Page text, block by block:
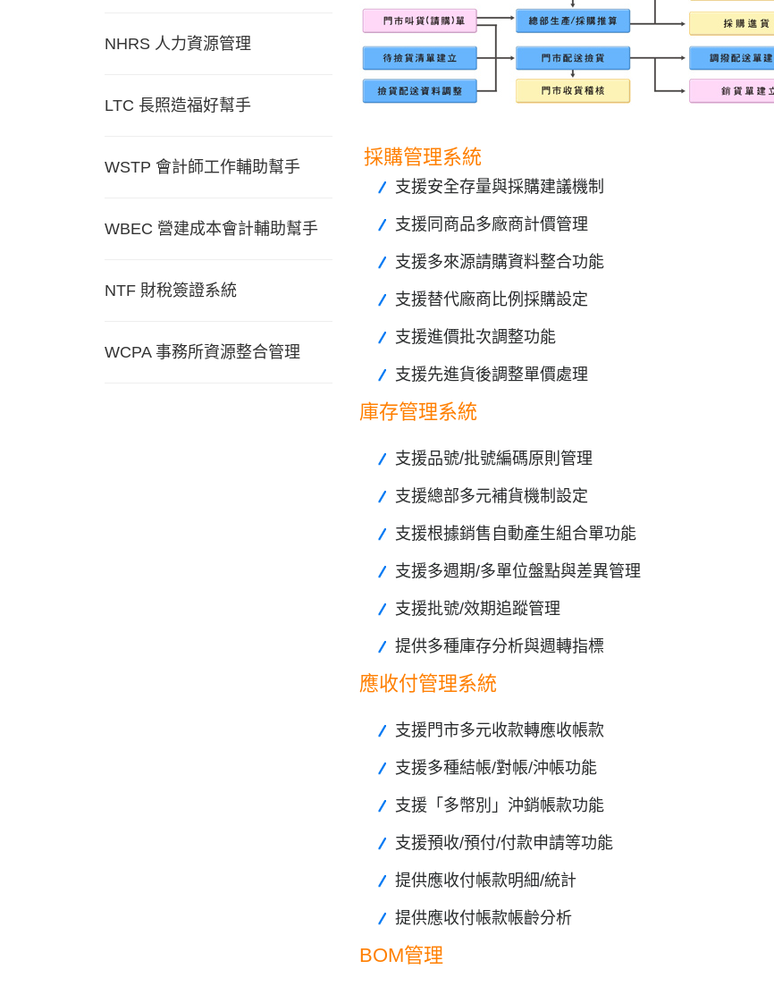
NHRS 人力資源管理
LTC 長照造福好幫手
WSTP 會計師工作輔助幫手
WBEC 營建成本會計輔助幫手
NTF 財稅簽證系統
WCPA 事務所資源整合管理
採購管理系統
支援安全存量與採購建議機制
支援同商品多廠商計價管理
支援多來源請購資料整合功能
支援替代廠商比例採購設定
支援進價批次調整功能
支援先進貨後調整單價處理
庫存管理系統
支援品號/批號編碼原則管理
支援總部多元補貨機制設定
支援根據銷售自動產生組合單功能
支援多週期/多單位盤點與差異管理
支援批號/效期追蹤管理
提供多種庫存分析與週轉指標
應收付管理系統
支援門市多元收款轉應收帳款
支援多種結帳/對帳/沖帳功能
支援「多幣別」沖銷帳款功能
支援預收/預付/付款申請等功能
提供應收付帳款明細/統計
提供應收付帳款帳齡分析
BOM管理